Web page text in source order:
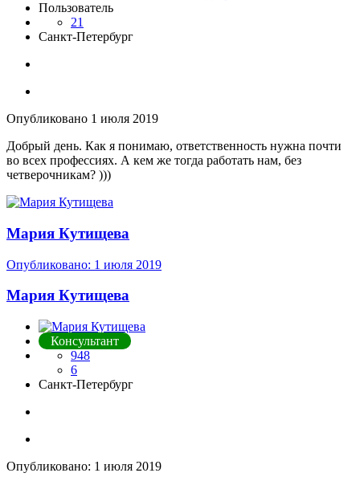
Пользователь
21
Санкт-Петербург
Опубликовано 1 июля 2019
Добрый день. Как я понимаю, ответственность нужна почти
во всех профессиях. А кем же тогда работать нам, без
четверочникам? )))
Мария Кутищева
Опубликовано: 1 июля 2019
Мария Кутищева
Консультант
948
6
Санкт-Петербург
Опубликовано: 1 июля 2019